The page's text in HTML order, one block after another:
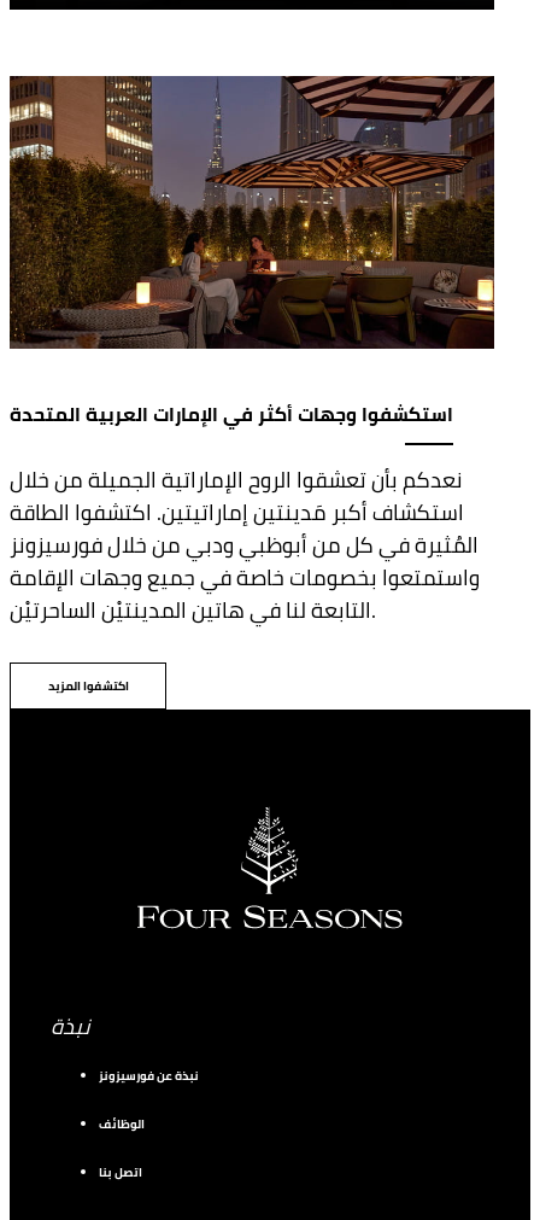
استكشفوا وجهات أكثر في الإمارات العربية المتحدة
نعدكم بأن تعشقوا الروح الإماراتية الجميلة من خلال
استكشاف أكبر مَدينتين إماراتيتين. اكتشفوا الطاقة
المُثيرة في كل من أبوظبي ودبي من خلال فورسيزونز
واستمتعوا بخصومات خاصة في جميع وجهات الإقامة
التابعة لنا في هاتين المدينتيْن الساحرتيْن.
اكتشفوا المزيد
نبذة
نبذة عن فورسيزونز
الوظائف
اتصل بنا